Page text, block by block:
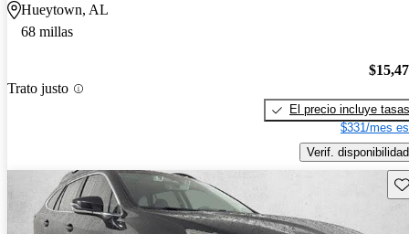
Hueytown, AL
68 millas
Trato justo
El precio incluye tasas
$331/mes
Verif. disponibilidad